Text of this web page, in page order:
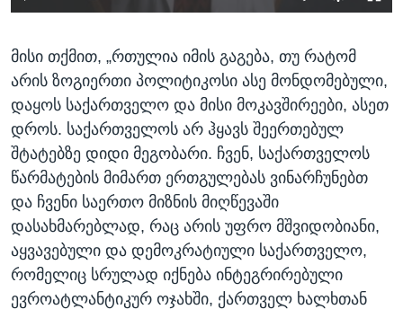
მისი თქმით, „რთულია იმის გაგება, თუ რატომ
არის ზოგიერთი პოლიტიკოსი ასე მონდომებული,
დაყოს საქართველო და მისი მოკავშირეები, ასეთ
დროს. საქართველოს არ ჰყავს შეერთებულ
შტატებზე დიდი მეგობარი. ჩვენ, საქართველოს
წარმატების მიმართ ერთგულებას ვინარჩუნებთ
და ჩვენი საერთო მიზნის მიღწევაში
დასახმარებლად, რაც არის უფრო მშვიდობიანი,
აყვავებული და დემოკრატიული საქართველო,
რომელიც სრულად იქნება ინტეგრირებული
ევროატლანტიკურ ოჯახში, ქართველ ხალხთან